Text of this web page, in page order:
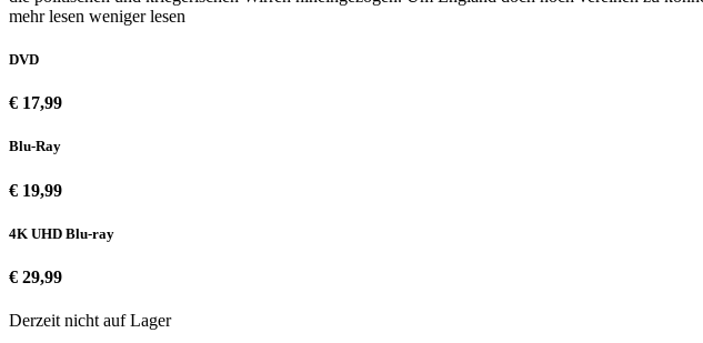
mehr lesen weniger lesen
DVD
€ 17,99
Blu-Ray
€ 19,99
4K UHD Blu-ray
€ 29,99
Derzeit nicht auf Lager